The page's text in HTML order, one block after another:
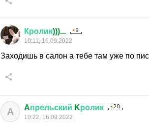
Кролик)))...
10:11, 16.09.2022
Заходишь в салон а тебе там уже по
A Aпрельский Kролик
10:22, 16.09.2022